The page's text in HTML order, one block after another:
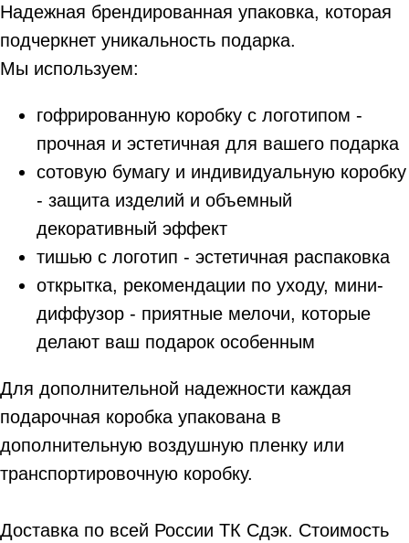
Надежная брендированная упаковка, которая
подчеркнет уникальность подарка.
Мы используем:
гофрированную коробку с логотипом -
прочная и эстетичная для вашего подарка
сотовую бумагу и индивидуальную коробку
- защита изделий и объемный
декоративный эффект
тишью с логотип - эстетичная распаковка
открытка, рекомендации по уходу, мини-
диффузор - приятные мелочи, которые
делают ваш подарок особенным
Для дополнительной надежности каждая
подарочная коробка упакована в
дополнительную воздушную пленку или
транспортировочную коробку.
Доставка по всей России ТК Сдэк. Стоимость